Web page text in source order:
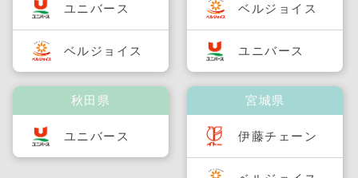
ユニバース
ベルジョイス
秋田県
ユニバース
ベルジョイス
ユニバース
宮城県
伊藤チェーン